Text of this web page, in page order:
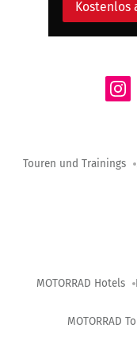
Kostenlos
Touren und Trainings
MOTORRAD Hotels
MOTORRAD